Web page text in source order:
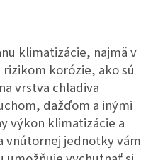
klimatizácie, najmä v
korózie, ako sú
vrstva chladiva
dažďom a inými
výkon klimatizácie a
vnútornej jednotky vám